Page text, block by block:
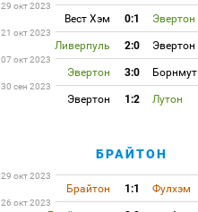
29 окт 2023
Вест Хэм 0:1 Эвертон
21 окт 2023
Ливерпуль 2:0 Эвертон
07 окт 2023
Эвертон 3:0 Борнмут
30 сен 2023
Эвертон 1:2 Лутон
БРАЙТОН
29 окт 2023
Брайтон 1:1 Фулхэм
26 окт 2023